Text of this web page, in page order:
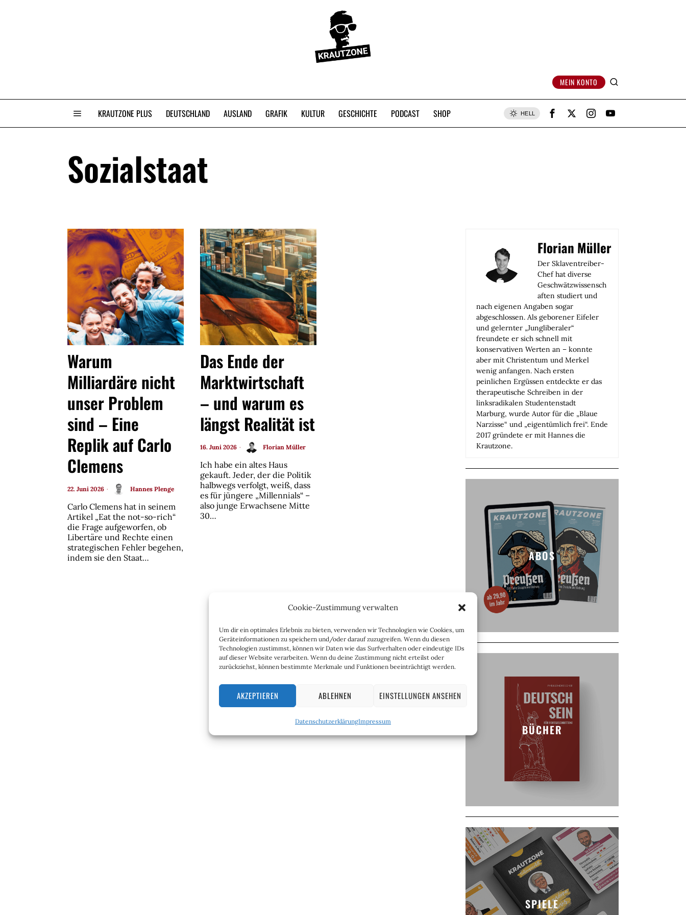
Cookie-Zustimmung verwalten
Um dir ein optimales Erlebnis zu bieten, verwenden wir Technologien wie Cookies, um
Geräteinformationen zu speichern und/oder darauf zuzugreifen. Wenn du diesen
Technologien zustimmst, können wir Daten wie das Surfverhalten oder eindeutige IDs
auf dieser Website verarbeiten. Wenn du deine Zustimmung nicht erteilst oder
zurückziehst, können bestimmte Merkmale und Funktionen beeinträchtigt werden.
AKZEPTIEREN ABLEHNEN EINSTELLUNGEN ANSEHEN
DatenschutzerklärungImpressum
MEIN KONTO
KRAUTZONE PLUS DEUTSCHLAND AUSLAND GRAFIK KULTUR GESCHICHTE PODCAST SHOP HELL
Sozialstaat
Warum
Milliardäre nicht
unser Problem
sind – Eine
Replik auf Carlo
Clemens
22. Juni 2026 Hannes Plenge
Carlo Clemens hat in seinem
Artikel „Eat the not-so-rich“
die Frage aufgeworfen, ob
Libertäre und Rechte einen
strategischen Fehler begehen,
indem sie den Staat…
Das Ende der
Marktwirtschaft
– und warum es
längst Realität ist
16. Juni 2026 Florian Müller
Ich habe ein altes Haus
gekauft. Jeder, der die Politik
halbwegs verfolgt, weiß, dass
es für jüngere „Millennials“ –
also junge Erwachsene Mitte
30…
Florian Müller
Der Sklaventreiber-
Chef hat diverse
Geschwätzwissensch
aften studiert und
nach eigenen Angaben sogar
abgeschlossen. Als geborener Eifeler
und gelernter „Jungliberaler“
freundete er sich schnell mit
konservativen Werten an – konnte
aber mit Christentum und Merkel
wenig anfangen. Nach ersten
peinlichen Ergüssen entdeckte er das
therapeutische Schreiben in der
linksradikalen Studentenstadt
Marburg, wurde Autor für die „Blaue
Narzisse“ und „eigentümlich frei“. Ende
2017 gründete er mit Hannes die
Krautzone.
ABOS
BÜCHER
SPIELE